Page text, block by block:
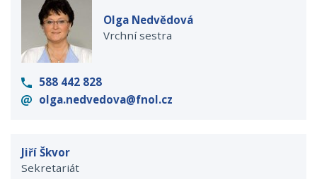
Olga Nedvědová
Vrchní sestra
588 442 828
olga.nedvedova@fnol.cz
Jiří Škvor
Sekretariát